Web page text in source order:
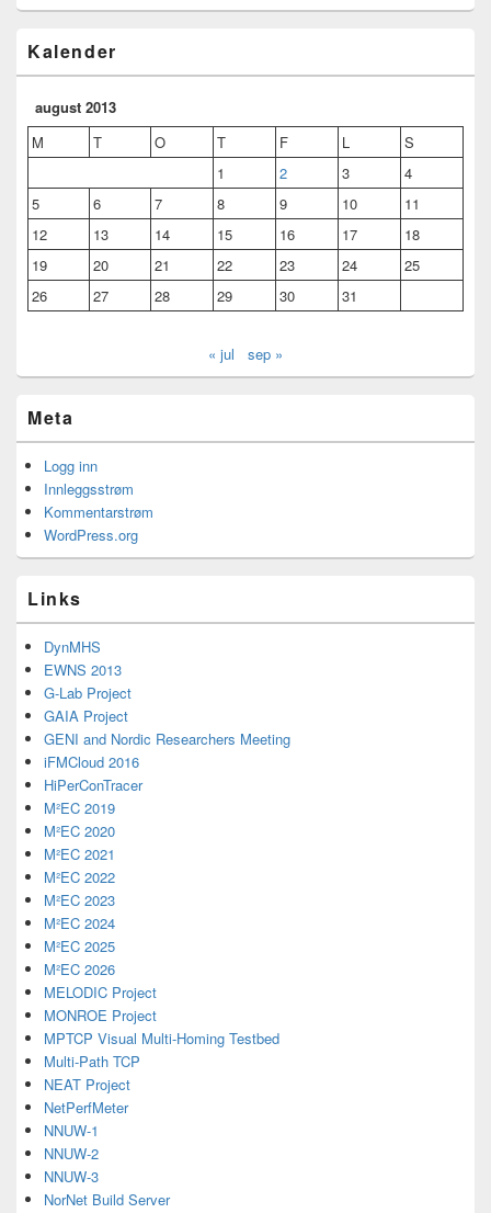
Kalender
august 2013
M
T O T F L
S
1
2 3
4
5
6 7 8 9 10
11
12
13 14 15 16 17
18
19
20 21 22 23 24
25
26
27 28 29 30 31
« jul sep »
Meta
Logg inn
Innleggsstrøm
Kommentarstrøm
WordPress.org
Links
DynMHS
EWNS 2013
G-Lab Project
GAIA Project
GENI and Nordic Researchers Meeting
iFMCloud 2016
HiPerConTracer
M²EC 2019
M²EC 2020
M²EC 2021
M²EC 2022
M²EC 2023
M²EC 2024
M²EC 2025
M²EC 2026
MELODIC Project
MONROE Project
MPTCP Visual Multi-Homing Testbed
Multi-Path TCP
NEAT Project
NetPerfMeter
NNUW-1
NNUW-2
NNUW-3
NorNet Build Server